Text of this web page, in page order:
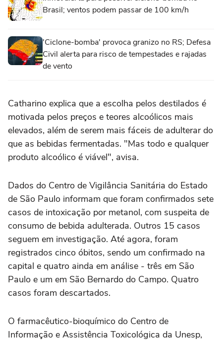
Brasil; ventos podem passar de 100 km/h
'Ciclone-bomba' provoca granizo no RS; Defesa
Civil alerta para risco de tempestades e rajadas
de vento
Catharino explica que a escolha pelos destilados é
motivada pelos preços e teores alcoólicos mais
elevados, além de serem mais fáceis de adulterar do
que as bebidas fermentadas. "Mas todo e qualquer
produto alcoólico é viável", avisa.
Dados do Centro de Vigilância Sanitária do Estado
de São Paulo informam que foram confirmados sete
casos de intoxicação por metanol, com suspeita de
consumo de bebida adulterada. Outros 15 casos
seguem em investigação. Até agora, foram
registrados cinco óbitos, sendo um confirmado na
capital e quatro ainda em análise - três em São
Paulo e um em São Bernardo do Campo. Quatro
casos foram descartados.
O farmacêutico-bioquímico do Centro de
Informação e Assistência Toxicológica da Unesp,